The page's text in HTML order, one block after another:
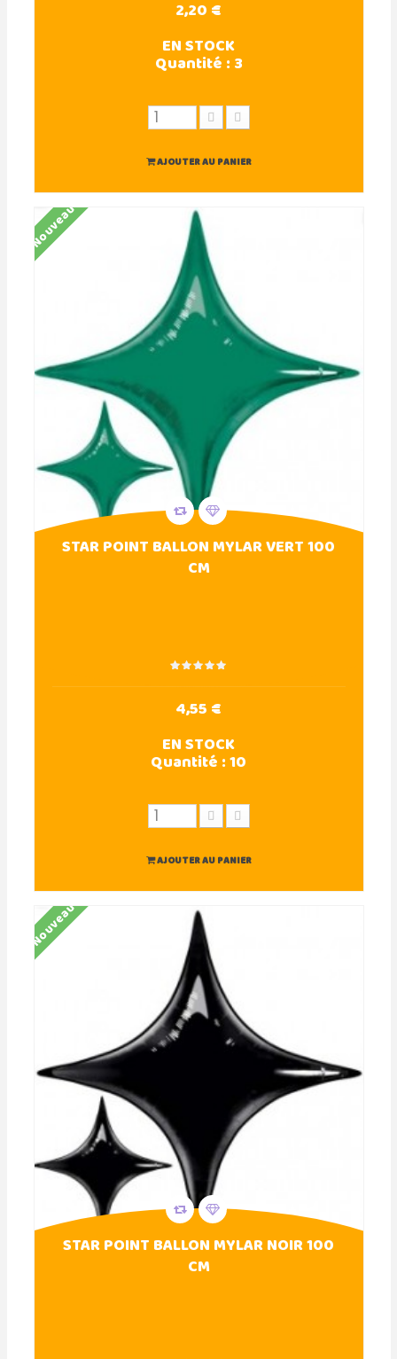
2,20 €
EN STOCK
Quantité :3
AJOUTER AU PANIER
Nouveau
STAR POINT BALLON MYLAR VERT 100
CM
4,55 €
EN STOCK
Quantité :10
AJOUTER AU PANIER
Nouveau
STAR POINT BALLON MYLAR NOIR 100
CM